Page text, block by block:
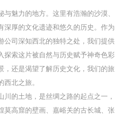
魅力的地方。这里有浩瀚的沙漠、
深厚的文化遗迹和悠久的历史。作为
公司深知西北的独特之处，我们提供
探索这片被自然与历史赋予神奇色彩
，还是渴望了解历史文化，我们的旅
北之旅。
的土地，是丝绸之路的起点之一，
莫高窟的壁画、嘉峪关的古长城、张